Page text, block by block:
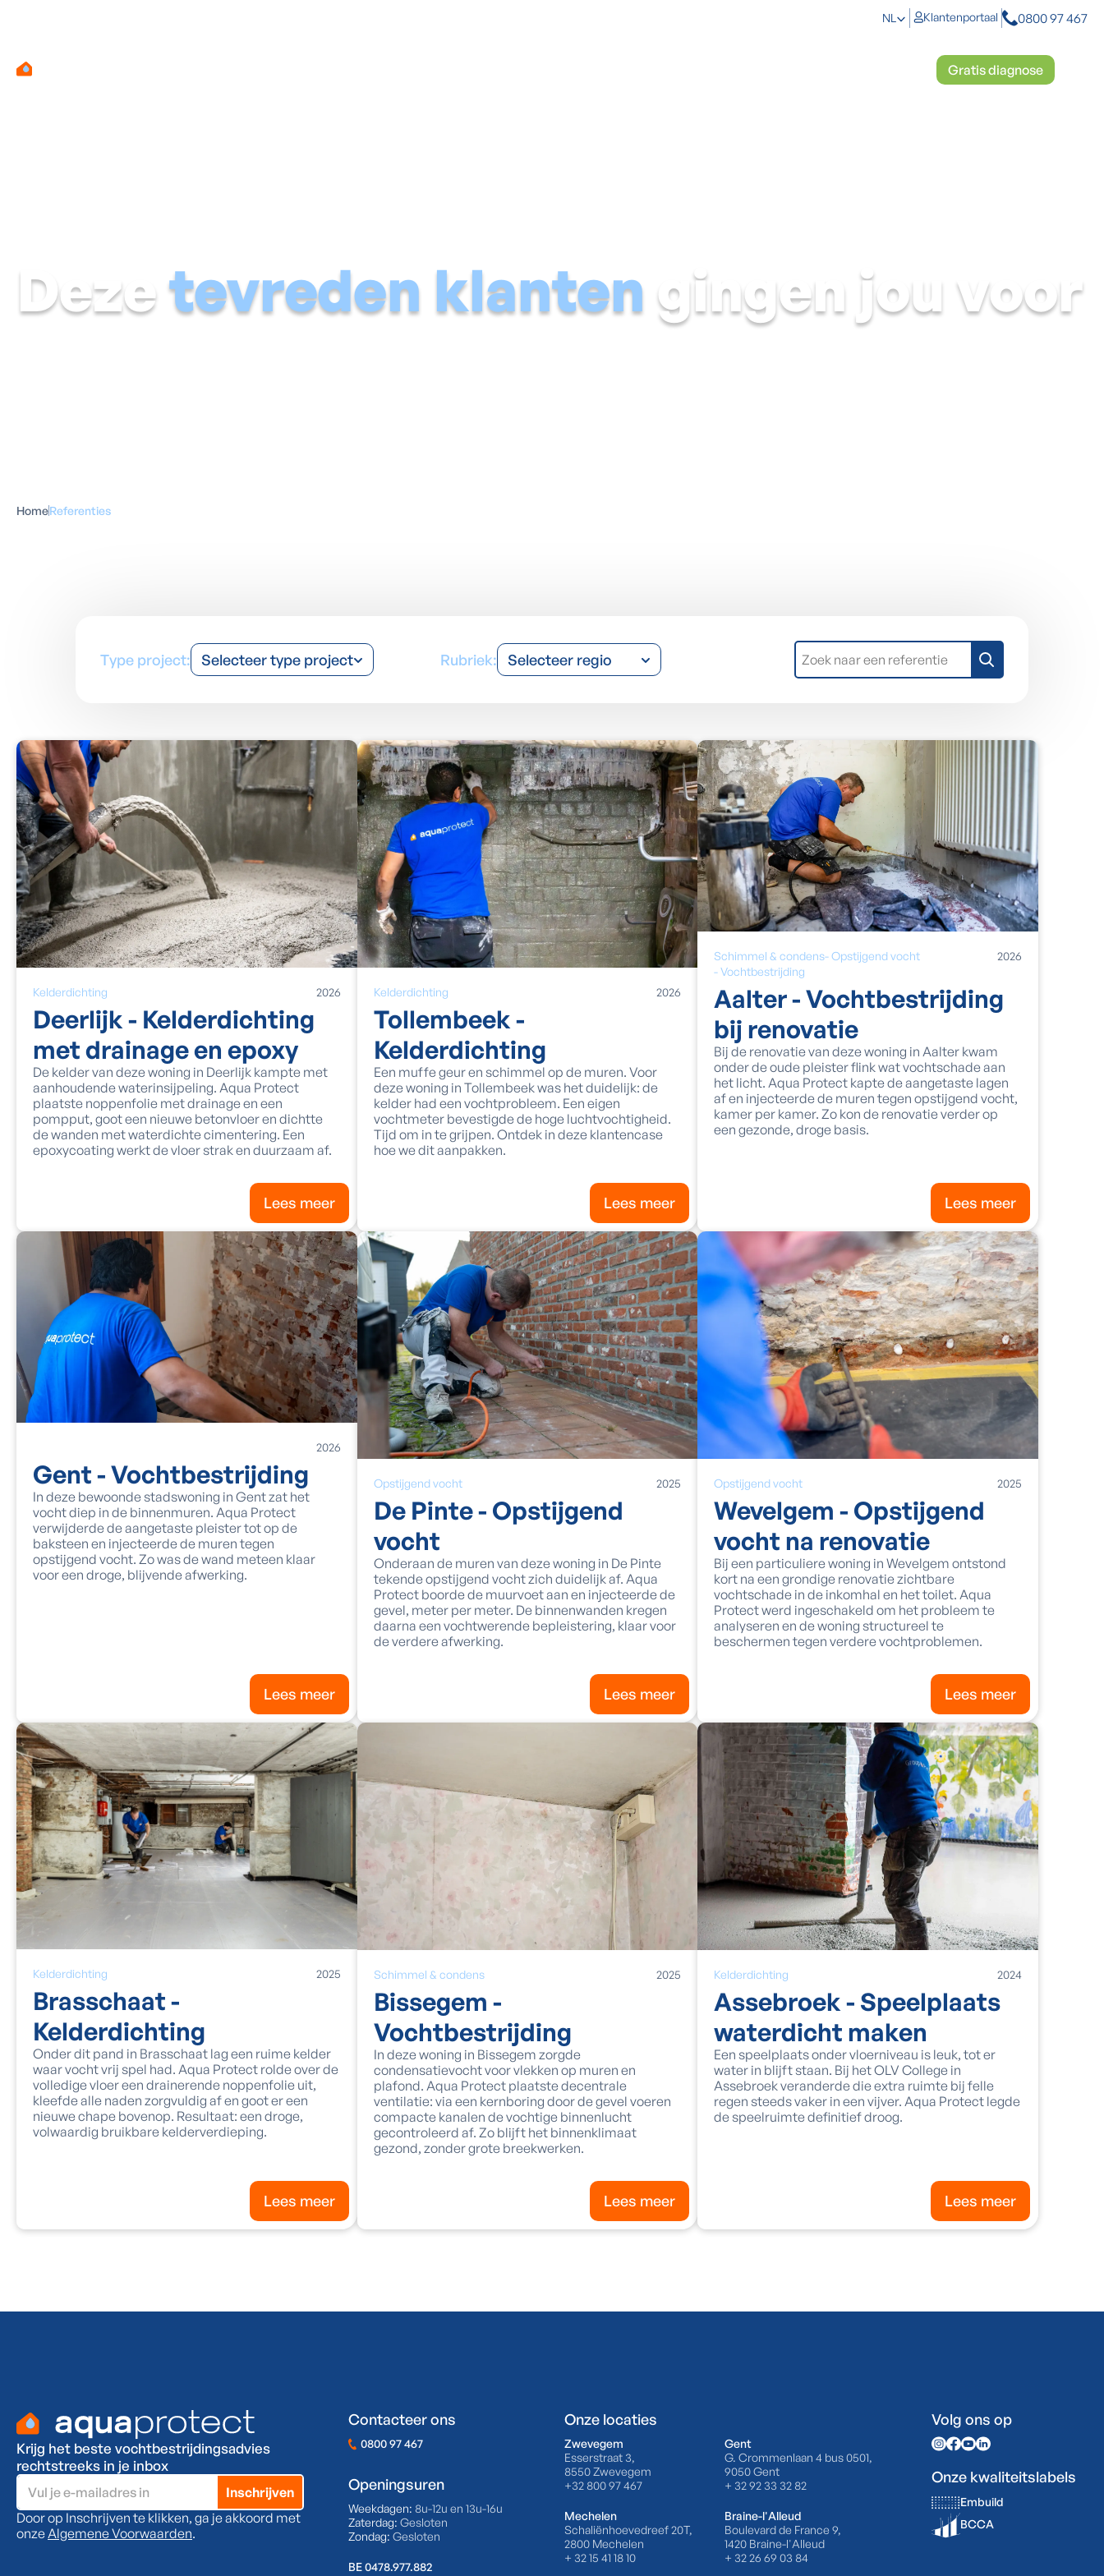
NL Klantenportaal 0800 97 467
Gratis diagnose
Dezetevreden klanten gingen jou voor
HomeReferenties
Type project: Selecteer type project Rubriek: Selecteer regio
Kelderdichting 2026
Deerlijk - Kelderdichting
met drainage en epoxy
De kelder van deze woning in Deerlijk kampte met
aanhoudende waterinsijpeling. Aqua Protect
plaatste noppenfolie met drainage en een
pompput, goot een nieuwe betonvloer en dichtte
de wanden met waterdichte cimentering. Een
epoxycoating werkt de vloer strak en duurzaam af.
Lees meer
Kelderdichting 2026
Tollembeek -
Kelderdichting
Een muffe geur en schimmel op de muren. Voor
deze woning in Tollembeek was het duidelijk: de
kelder had een vochtprobleem. Een eigen
vochtmeter bevestigde de hoge luchtvochtigheid.
Tijd om in te grijpen. Ontdek in deze klantencase
hoe we dit aanpakken.
Lees meer
Schimmel & condens-Opstijgend vocht
-Vochtbestrijding
2026
Aalter - Vochtbestrijding
bij renovatie
Bij de renovatie van deze woning in Aalter kwam
onder de oude pleister flink wat vochtschade aan
het licht. Aqua Protect kapte de aangetaste lagen
af en injecteerde de muren tegen opstijgend vocht,
kamer per kamer. Zo kon de renovatie verder op
een gezonde, droge basis.
Lees meer
2026
Gent - Vochtbestrijding
In deze bewoonde stadswoning in Gent zat het
vocht diep in de binnenmuren. Aqua Protect
verwijderde de aangetaste pleister tot op de
baksteen en injecteerde de muren tegen
opstijgend vocht. Zo was de wand meteen klaar
voor een droge, blijvende afwerking.
Lees meer
Opstijgend vocht 2025
De Pinte - Opstijgend
vocht
Onderaan de muren van deze woning in De Pinte
tekende opstijgend vocht zich duidelijk af. Aqua
Protect boorde de muurvoet aan en injecteerde de
gevel, meter per meter. De binnenwanden kregen
daarna een vochtwerende bepleistering, klaar voor
de verdere afwerking.
Lees meer
Opstijgend vocht 2025
Wevelgem - Opstijgend
vocht na renovatie
Bij een particuliere woning in Wevelgem ontstond
kort na een grondige renovatie zichtbare
vochtschade in de inkomhal en het toilet. Aqua
Protect werd ingeschakeld om het probleem te
analyseren en de woning structureel te
beschermen tegen verdere vochtproblemen.
Lees meer
Kelderdichting 2025
Brasschaat -
Kelderdichting
Onder dit pand in Brasschaat lag een ruime kelder
waar vocht vrij spel had. Aqua Protect rolde over de
volledige vloer een drainerende noppenfolie uit,
kleefde alle naden zorgvuldig af en goot er een
nieuwe chape bovenop. Resultaat: een droge,
volwaardig bruikbare kelderverdieping.
Lees meer
Schimmel & condens 2025
Bissegem -
Vochtbestrijding
In deze woning in Bissegem zorgde
condensatievocht voor vlekken op muren en
plafond. Aqua Protect plaatste decentrale
ventilatie: via een kernboring door de gevel voeren
compacte kanalen de vochtige binnenlucht
gecontroleerd af. Zo blijft het binnenklimaat
gezond, zonder grote breekwerken.
Lees meer
Kelderdichting 2024
Assebroek - Speelplaats
waterdicht maken
Een speelplaats onder vloerniveau is leuk, tot er
water in blijft staan. Bij het OLV College in
Assebroek veranderde die extra ruimte bij felle
regen steeds vaker in een vijver. Aqua Protect legde
de speelruimte definitief droog.
Lees meer
Krijg het beste vochtbestrijdingsadvies
rechtstreeks in je inbox
Door op Inschrijven te klikken, ga je akkoord met
onze Algemene Voorwaarden.
Contacteer ons
0800 97 467
Openingsuren
Weekdagen: 8u-12u en 13u-16u
Zaterdag: Gesloten
Zondag: Gesloten
BE 0478.977.882
Onze locaties
Zwevegem
Esserstraat 3,
8550 Zwevegem
+32 800 97 467
Gent
G. Crommenlaan 4 bus 0501,
9050 Gent
+ 32 92 33 32 82
Mechelen
Schaliënhoevedreef 20T,
2800 Mechelen
+ 32 15 41 18 10
Braine-l'Alleud
Boulevard de France 9,
1420 Braine-l'Alleud
+ 32 26 69 03 84
Volg ons op
Onze kwaliteitslabels
Embuild
BCCA